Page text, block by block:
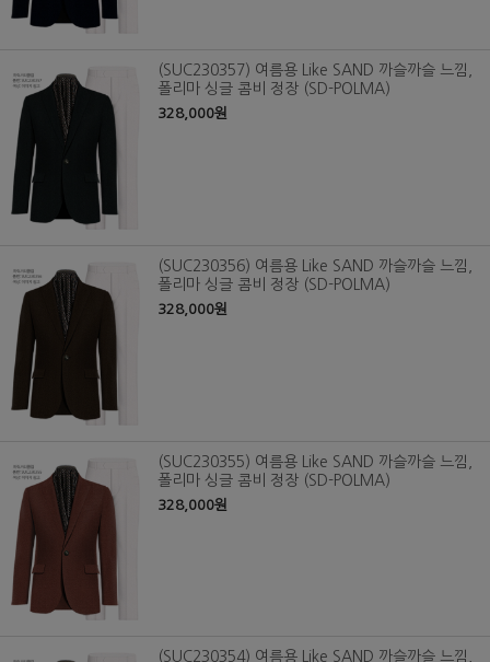
(SUC230357) 여름용 Like SAND 까슬까슬 느낌,
폴리마 싱글 콤비 정장 (SD-POLMA)
328,000원
(SUC230356) 여름용 Like SAND 까슬까슬 느낌,
폴리마 싱글 콤비 정장 (SD-POLMA)
328,000원
(SUC230355) 여름용 Like SAND 까슬까슬 느낌,
폴리마 싱글 콤비 정장 (SD-POLMA)
328,000원
(SUC230354) 여름용 Like SAND 까슬까슬 느낌,